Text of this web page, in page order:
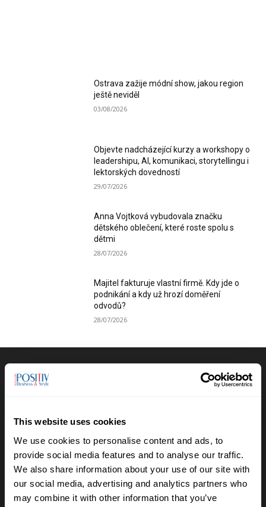
This website uses cookies
We use cookies to personalise content and ads, to
provide social media features and to analyse our traffic.
We also share information about your use of our site with
our social media, advertising and analytics partners who
may combine it with other information that you’ve
Ostrava zažije módní show, jakou region
ještě neviděl
03/08/2026
Objevte nadcházející kurzy a workshopy o
leadershipu, AI, komunikaci, storytellingu i
lektorských dovedností
29/07/2026
Anna Vojtková vybudovala značku
dětského oblečení, které roste spolu s
dětmi
28/07/2026
Majitel fakturuje vlastní firmě. Kdy jde o
podnikání a kdy už hrozí doměření
odvodů?
28/07/2026
Výběr redakce
dětského oblečení, které roste spolu s
dětmi
28/07/2026
Lucie Romanovská buduje v Beskydech
sad pro samosběr
16/07/2026